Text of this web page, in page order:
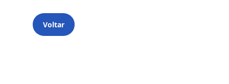
Voltar